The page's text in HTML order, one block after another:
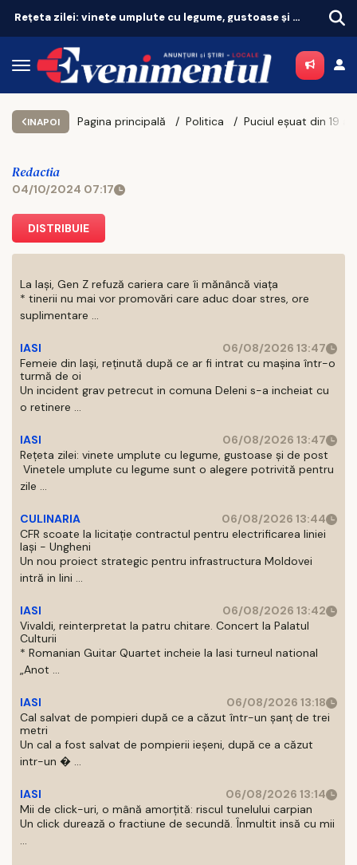
Rețeta zilei: vinete umplute cu legume, gustoase și de post
INAPOI Pagina principală Politica
Redactia
04/10/2024 07:17
DISTRIBUIE
La Iași, Gen Z refuză cariera care îi mănâncă viața
* tinerii nu mai vor promovări care aduc doar stres, ore
suplimentare ...
IASI
06/08/2026 13:47
Femeie din Iași, reținută după ce ar fi intrat cu mașina într-o
turmă de oi
Un incident grav petrecut in comuna Deleni s-a incheiat cu
o retinere ...
IASI
06/08/2026 13:47
Rețeta zilei: vinete umplute cu legume, gustoase și de post
Vinetele umplute cu legume sunt o alegere potrivită pentru
zile ...
CULINARIA
06/08/2026 13:44
CFR scoate la licitație contractul pentru electrificarea liniei
Iași - Ungheni
Un nou proiect strategic pentru infrastructura Moldovei
intră in lini ...
IASI
06/08/2026 13:42
Vivaldi, reinterpretat la patru chitare. Concert la Palatul
Culturii
* Romanian Guitar Quartet incheie la Iasi turneul national
„Anot ...
IASI
06/08/2026 13:18
Cal salvat de pompieri după ce a căzut într-un şanţ de trei
metri
Un cal a fost salvat de pompierii ieşeni, după ce a căzut
intr-un � ...
IASI
06/08/2026 13:14
Mii de click-uri, o mână amorțită: riscul tunelului carpian
Un click durează o fractiune de secundă. Înmultit insă cu mii
...